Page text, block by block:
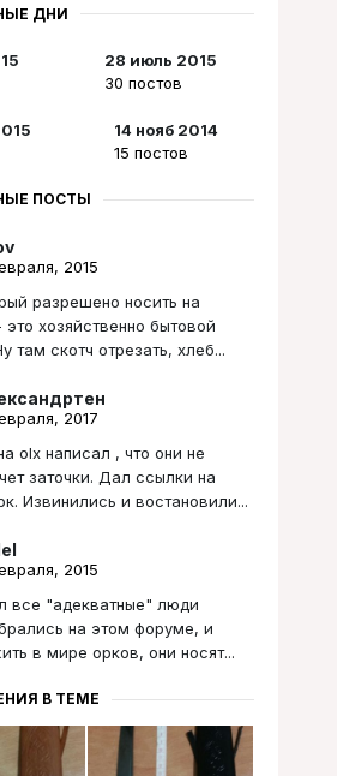
ДНИ
28 июль 2015
30 постов
14 нояб 2014
15 постов
ПОСТЫ
2015
разрешено носить на
хозяйственно бытовой
там скотч отрезать, хлеб...
2017
olx написал , что они не
заточки. Дал ссылки на
Извинились и востановили...
2015
все "адекватные" люди
на этом форуме, и
в мире орков, они носят...
В ТЕМЕ